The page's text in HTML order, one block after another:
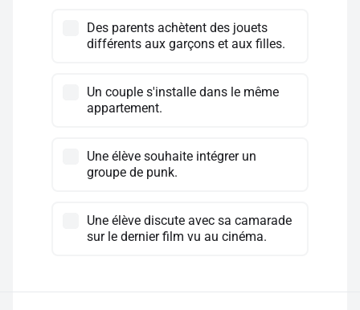
Des parents achètent des jouets
différents aux garçons et aux filles.
Un couple s'installe dans le même
appartement.
Une élève souhaite intégrer un
groupe de punk.
Une élève discute avec sa camarade
sur le dernier film vu au cinéma.